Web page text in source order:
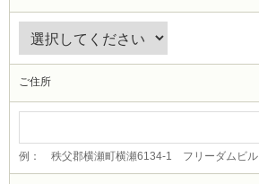
ご住所
例： 秩父郡横瀬町横瀬6134-1 フリーダムビル